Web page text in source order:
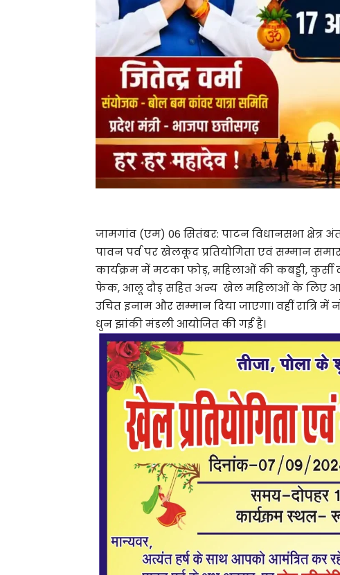
जामगांव (एम) 06 सितंबर: पाटन विधानसभा क्षेत्र
पावन पर्व पर खेलकूद प्रतियोगिता एवं सम्मान
कार्यक्रम में मटका फोड़, महिलाओं की कबड्डी, कुर्सी
फेक, आलू दौड़ सहित अन्य खेल महिलाओं के लिए
उचित इनाम और सम्मान दिया जाएगा। वहीं रात्रि
धुन झांकी मंडली आयोजित की गई है।